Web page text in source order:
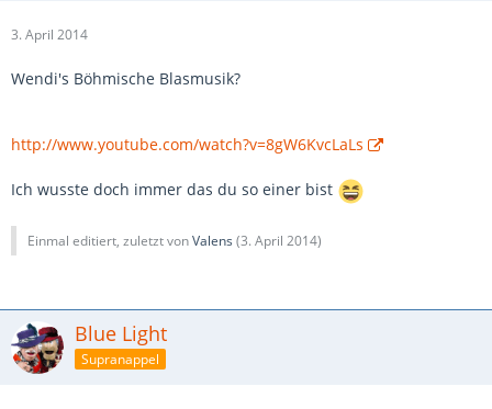
3. April 2014
Wendi's Böhmische Blasmusik?
http://www.youtube.com/watch?v=8gW6KvcLaLs
Ich wusste doch immer das du so einer bist
Einmal editiert, zuletzt vonValens (3. April 2014)
Blue Light
Supranappel